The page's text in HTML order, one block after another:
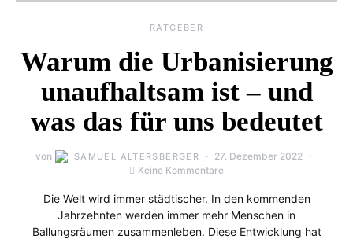
RATGEBER
Warum die Urbanisierung
unaufhaltsam ist – und
was das für uns bedeutet
von SAMUEL ALTERSBERGER
27. Dezember 2022
Keine Kommentare
Die Welt wird immer städtischer. In den kommenden
Jahrzehnten werden immer mehr Menschen in
Ballungsräumen zusammenleben. Diese Entwicklung hat